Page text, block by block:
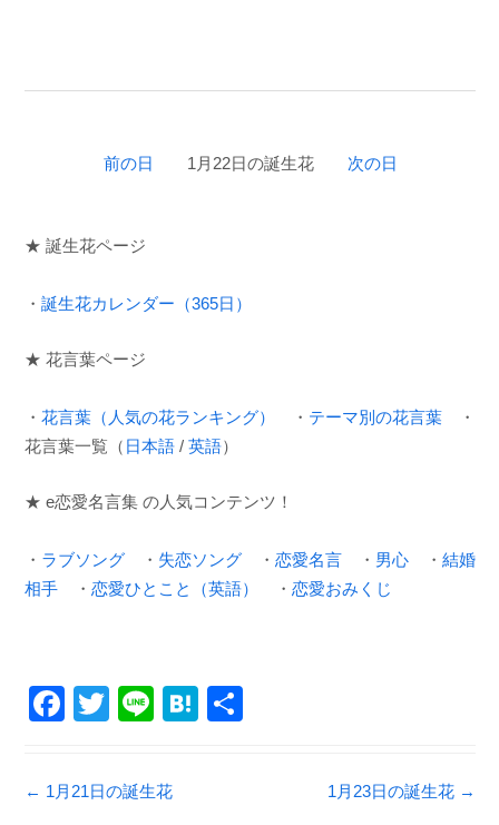
前の日 1月22日の誕生花 次の日
★ 誕生花ページ
・ 誕生花カレンダー（365日）
★ 花言葉ページ
・ 花言葉（人気の花ランキング） ・ テーマ別の花言葉 ・
花言葉一覧（ 日本語 / 英語）
★ e恋愛名言集 の人気コンテンツ！
・ ラブソング ・ 失恋ソング ・ 恋愛名言 ・ 男心 ・ 結婚
相手 ・ 恋愛ひとこと（英語） ・ 恋愛おみくじ
F
c
e
T
tt
er
Li
e
H
Post navigation
← 1月21日の誕生花 1月23日の誕生花 →